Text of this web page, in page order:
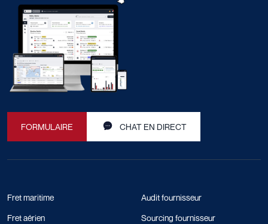
FORMULAIRE CHAT EN DIRECT
Fret maritime
Fret aérien
Audit fournisseur
Sourcing fournisseur